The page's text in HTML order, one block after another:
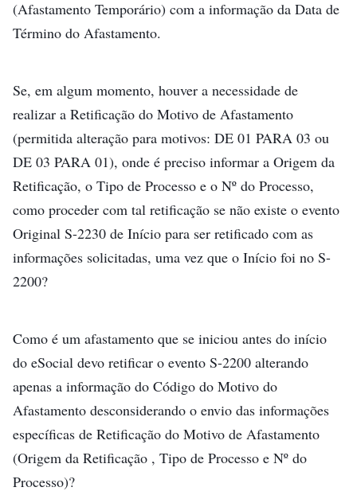
(Afastamento Temporário) com a informação da Data de
Término do Afastamento.
Se, em algum momento, houver a necessidade de
realizar a Retificação do Motivo de Afastamento
(permitida alteração para motivos: DE 01 PARA 03 ou
DE 03 PARA 01), onde é preciso informar a Origem da
Retificação, o Tipo de Processo e o Nº do Processo,
como proceder com tal retificação se não existe o evento
Original S-2230 de Início para ser retificado com as
informações solicitadas, uma vez que o Início foi no S-
2200?
Como é um afastamento que se iniciou antes do início
do eSocial devo retificar o evento S-2200 alterando
apenas a informação do Código do Motivo do
Afastamento desconsiderando o envio das informações
específicas de Retificação do Motivo de Afastamento
(Origem da Retificação , Tipo de Processo e Nº do
Processo)?